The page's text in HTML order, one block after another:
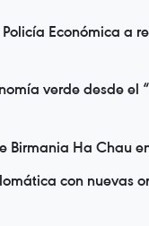
Económica a
verde desde el
Birmania Ha Chau
con nuevas